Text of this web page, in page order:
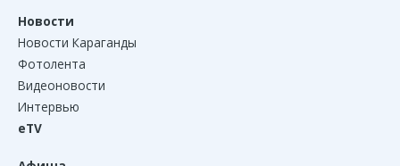
Новости
Новости Караганды
Фотолента
Видеоновости
Интервью
eTV